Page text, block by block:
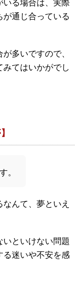
いる場合は、実際
通じ合っている
多いですので、
てはいかがでし
。
んて、夢といえ
いといけない問題
る迷いや不安を感